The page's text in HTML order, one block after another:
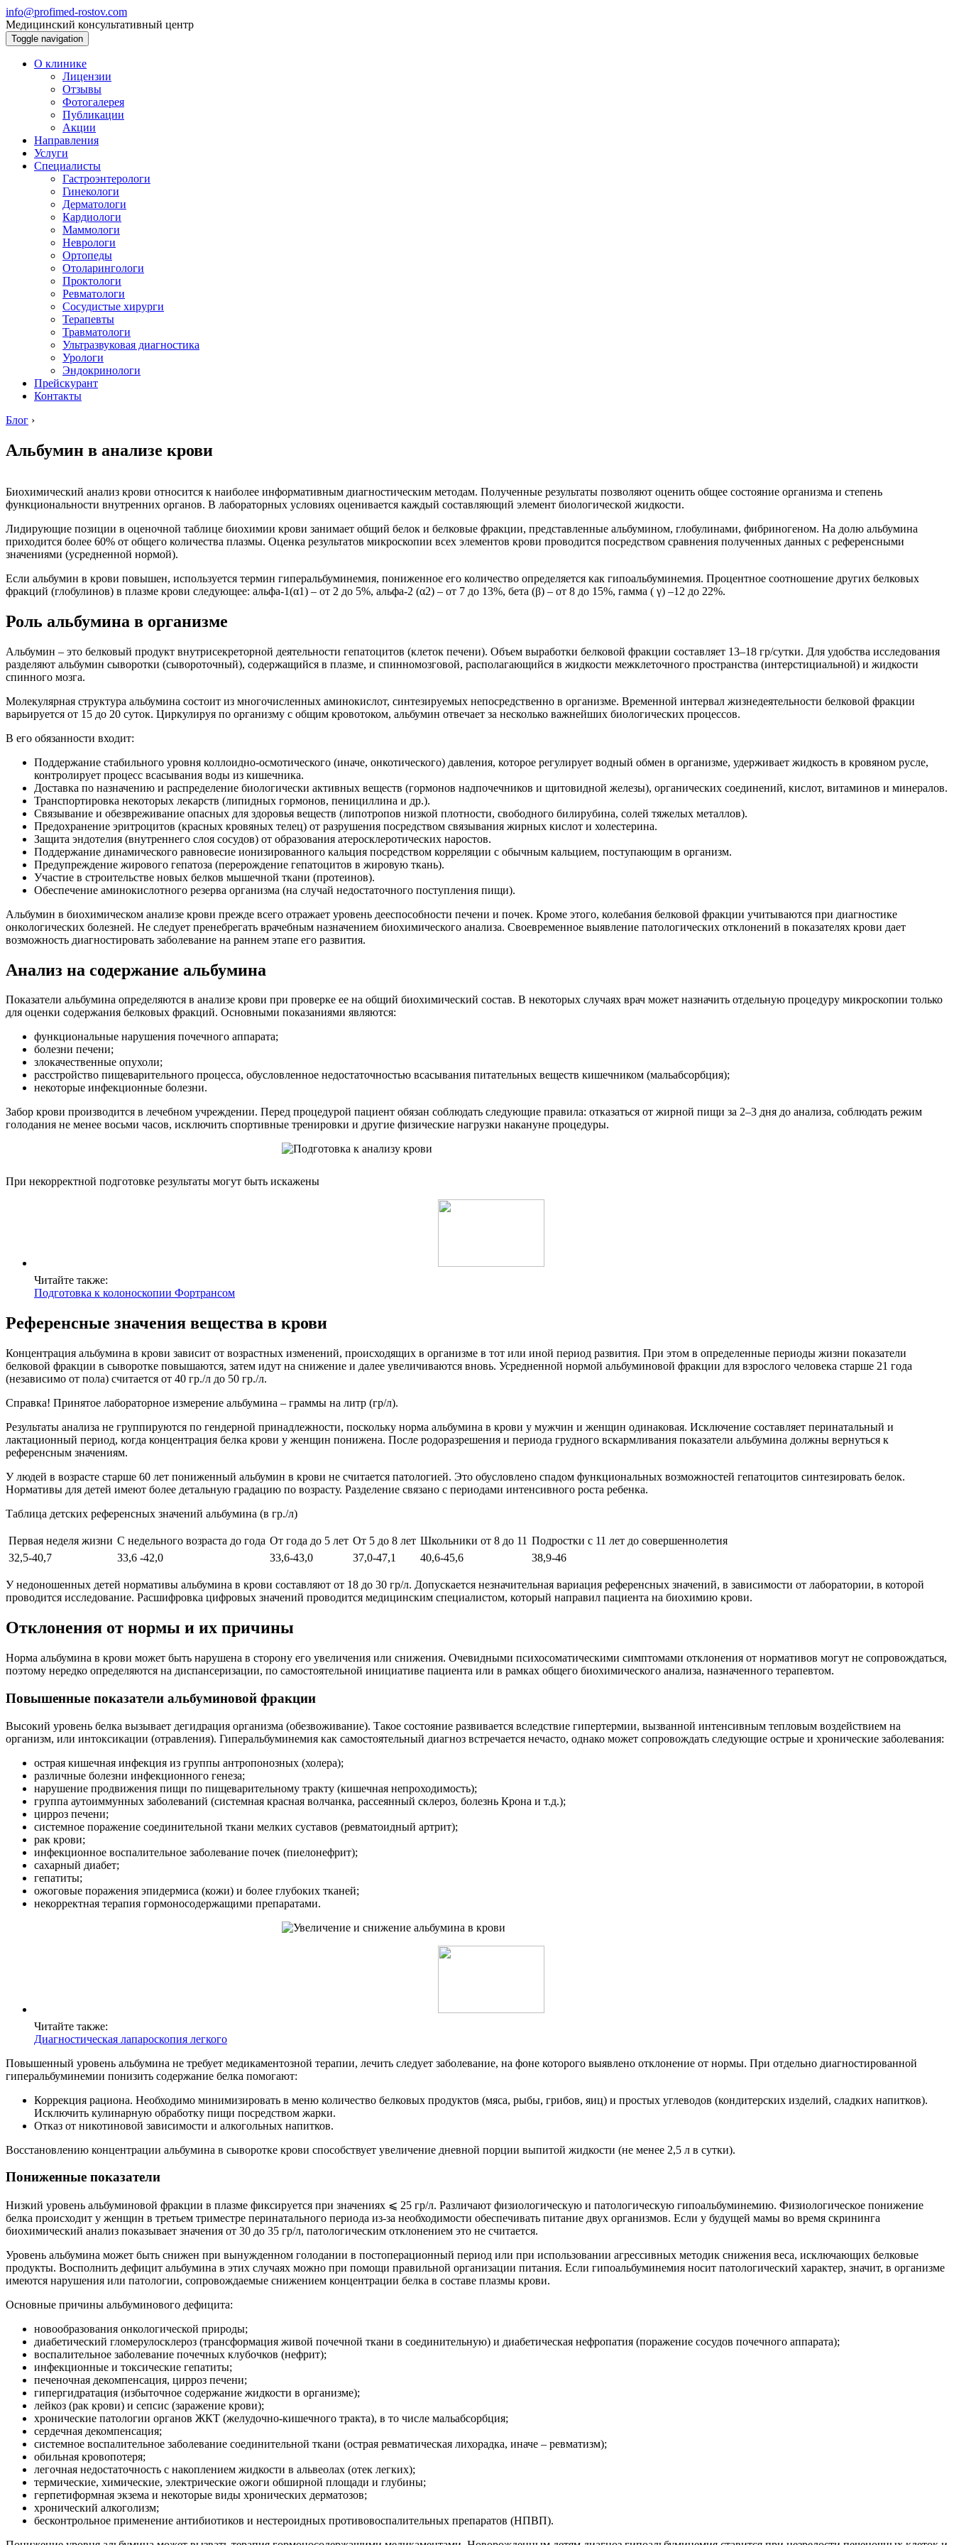
info@profimed-rostov.com
Медицинский консультативный центр
Toggle navigation
О клинике
Лицензии
Отзывы
Фотогалерея
Публикации
Акции
Направления
Услуги
Специалисты
Гастроэнтерологи
Гинекологи
Дерматологи
Кардиологи
Маммологи
Неврологи
Ортопеды
Отоларингологи
Проктологи
Ревматологи
Сосудистые хирурги
Терапевты
Травматологи
Ультразвуковая диагностика
Урологи
Эндокринологи
Прейскурант
Контакты
Блог ›
Альбумин в анализе крови
Биохимический анализ крови относится к наиболее информативным диагностическим методам. Полученные результаты позволяют оценить общее состояние организма и степень
функциональности внутренних органов. В лабораторных условиях оценивается каждый составляющий элемент биологической жидкости.
Лидирующие позиции в оценочной таблице биохимии крови занимает общий белок и белковые фракции, представленные альбумином, глобулинами, фибриногеном. На долю альбумина
приходится более 60% от общего количества плазмы. Оценка результатов микроскопии всех элементов крови проводится посредством сравнения полученных данных с референсными
значениями (усредненной нормой).
Если альбумин в крови повышен, используется термин гиперальбуминемия, пониженное его количество определяется как гипоальбуминемия. Процентное соотношение других белковых
фракций (глобулинов) в плазме крови следующее: альфа-1(α1) – от 2 до 5%, альфа-2 (α2) – от 7 до 13%, бета (β) – от 8 до 15%, гамма ( γ) –12 до 22%.
Роль альбумина в организме
Альбумин – это белковый продукт внутрисекреторной деятельности гепатоцитов (клеток печени). Объем выработки белковой фракции составляет 13–18 гр/сутки. Для удобства исследования
разделяют альбумин сыворотки (сывороточный), содержащийся в плазме, и спинномозговой, располагающийся в жидкости межклеточного пространства (интерстициальной) и жидкости
спинного мозга.
Молекулярная структура альбумина состоит из многочисленных аминокислот, синтезируемых непосредственно в организме. Временной интервал жизнедеятельности белковой фракции
варьируется от 15 до 20 суток. Циркулируя по организму с общим кровотоком, альбумин отвечает за несколько важнейших биологических процессов.
В его обязанности входит:
Поддержание стабильного уровня коллоидно-осмотического (иначе, онкотического) давления, которое регулирует водный обмен в организме, удерживает жидкость в кровяном русле,
контролирует процесс всасывания воды из кишечника.
Доставка по назначению и распределение биологически активных веществ (гормонов надпочечников и щитовидной железы), органических соединений, кислот, витаминов и минералов.
Транспортировка некоторых лекарств (липидных гормонов, пенициллина и др.).
Связывание и обезвреживание опасных для здоровья веществ (липотропов низкой плотности, свободного билирубина, солей тяжелых металлов).
Предохранение эритроцитов (красных кровяных телец) от разрушения посредством связывания жирных кислот и холестерина.
Защита эндотелия (внутреннего слоя сосудов) от образования атеросклеротических наростов.
Поддержание динамического равновесие ионизированного кальция посредством корреляции с обычным кальцием, поступающим в организм.
Предупреждение жирового гепатоза (перерождение гепатоцитов в жировую ткань).
Участие в строительстве новых белков мышечной ткани (протеинов).
Обеспечение аминокислотного резерва организма (на случай недостаточного поступления пищи).
Альбумин в биохимическом анализе крови прежде всего отражает уровень дееспособности печени и почек. Кроме этого, колебания белковой фракции учитываются при диагностике
онкологических болезней. Не следует пренебрегать врачебным назначением биохимического анализа. Своевременное выявление патологических отклонений в показателях крови дает
возможность диагностировать заболевание на раннем этапе его развития.
Анализ на содержание альбумина
Показатели альбумина определяются в анализе крови при проверке ее на общий биохимический состав. В некоторых случаях врач может назначить отдельную процедуру микроскопии только
для оценки содержания белковых фракций. Основными показаниями являются:
функциональные нарушения почечного аппарата;
болезни печени;
злокачественные опухоли;
расстройство пищеварительного процесса, обусловленное недостаточностью всасывания питательных веществ кишечником (мальабсорбция);
некоторые инфекционные болезни.
Забор крови производится в лечебном учреждении. Перед процедурой пациент обязан соблюдать следующие правила: отказаться от жирной пищи за 2–3 дня до анализа, соблюдать режим
голодания не менее восьми часов, исключить спортивные тренировки и другие физические нагрузки накануне процедуры.
При некорректной подготовке результаты могут быть искажены
Читайте также:
Подготовка к колоноскопии Фортрансом
Референсные значения вещества в крови
Концентрация альбумина в крови зависит от возрастных изменений, происходящих в организме в тот или иной период развития. При этом в определенные периоды жизни показатели
белковой фракции в сыворотке повышаются, затем идут на снижение и далее увеличиваются вновь. Усредненной нормой альбуминовой фракции для взрослого человека старше 21 года
(независимо от пола) считается от 40 гр./л до 50 гр./л.
Справка! Принятое лабораторное измерение альбумина – граммы на литр (гр/л).
Результаты анализа не группируются по гендерной принадлежности, поскольку норма альбумина в крови у мужчин и женщин одинаковая. Исключение составляет перинатальный и
лактационный период, когда концентрация белка крови у женщин понижена. После родоразрешения и периода грудного вскармливания показатели альбумина должны вернуться к
референсным значениям.
У людей в возрасте старше 60 лет пониженный альбумин в крови не считается патологией. Это обусловлено спадом функциональных возможностей гепатоцитов синтезировать белок.
Нормативы для детей имеют более детальную градацию по возрасту. Разделение связано с периодами интенсивного роста ребенка.
Таблица детских референсных значений альбумина (в гр./л)
Первая неделя жизни С недельного возраста до года От года до 5 лет От 5 до 8 лет Школьники от 8 до 11 Подростки с 11 лет до совершеннолетия
32,5-40,7
33,6 -42,0 33,6-43,0 37,0-47,1 40,6-45,6 38,9-46
У недоношенных детей нормативы альбумина в крови составляют от 18 до 30 гр/л. Допускается незначительная вариация референсных значений, в зависимости от лаборатории, в которой
проводится исследование. Расшифровка цифровых значений проводится медицинским специалистом, который направил пациента на биохимию крови.
Отклонения от нормы и их причины
Норма альбумина в крови может быть нарушена в сторону его увеличения или снижения. Очевидными психосоматическими симптомами отклонения от нормативов могут не сопровождаться,
поэтому нередко определяются на диспансеризации, по самостоятельной инициативе пациента или в рамках общего биохимического анализа, назначенного терапевтом.
Повышенные показатели альбуминовой фракции
Высокий уровень белка вызывает дегидрация организма (обезвоживание). Такое состояние развивается вследствие гипертермии, вызванной интенсивным тепловым воздействием на
организм, или интоксикации (отравления). Гиперальбуминемия как самостоятельный диагноз встречается нечасто, однако может сопровождать следующие острые и хронические заболевания:
острая кишечная инфекция из группы антропонозных (холера);
различные болезни инфекционного генеза;
нарушение продвижения пищи по пищеварительному тракту (кишечная непроходимость);
группа аутоиммунных заболеваний (системная красная волчанка, рассеянный склероз, болезнь Крона и т.д.);
цирроз печени;
системное поражение соединительной ткани мелких суставов (ревматоидный артрит);
рак крови;
инфекционное воспалительное заболевание почек (пиелонефрит);
сахарный диабет;
гепатиты;
ожоговые поражения эпидермиса (кожи) и более глубоких тканей;
некорректная терапия гормоносодержащими препаратами.
Читайте также:
Диагностическая лапароскопия легкого
Повышенный уровень альбумина не требует медикаментозной терапии, лечить следует заболевание, на фоне которого выявлено отклонение от нормы. При отдельно диагностированной
гиперальбуминемии понизить содержание белка помогают:
Коррекция рациона. Необходимо минимизировать в меню количество белковых продуктов (мяса, рыбы, грибов, яиц) и простых углеводов (кондитерских изделий, сладких напитков).
Исключить кулинарную обработку пищи посредством жарки.
Отказ от никотиновой зависимости и алкогольных напитков.
Восстановлению концентрации альбумина в сыворотке крови способствует увеличение дневной порции выпитой жидкости (не менее 2,5 л в сутки).
Пониженные показатели
Низкий уровень альбуминовой фракции в плазме фиксируется при значениях ⩽ 25 гр/л. Различают физиологическую и патологическую гипоальбуминемию. Физиологическое понижение
белка происходит у женщин в третьем триместре перинатального периода из-за необходимости обеспечивать питание двух организмов. Если у будущей мамы во время скрининга
биохимический анализ показывает значения от 30 до 35 гр/л, патологическим отклонением это не считается.
Уровень альбумина может быть снижен при вынужденном голодании в постоперационный период или при использовании агрессивных методик снижения веса, исключающих белковые
продукты. Восполнить дефицит альбумина в этих случаях можно при помощи правильной организации питания. Если гипоальбуминемия носит патологический характер, значит, в организме
имеются нарушения или патологии, сопровождаемые снижением концентрации белка в составе плазмы крови.
Основные причины альбуминового дефицита:
новообразования онкологической природы;
диабетический гломерулосклероз (трансформация живой почечной ткани в соединительную) и диабетическая нефропатия (поражение сосудов почечного аппарата);
воспалительное заболевание почечных клубочков (нефрит);
инфекционные и токсические гепатиты;
печеночная декомпенсация, цирроз печени;
гипергидратация (избыточное содержание жидкости в организме);
лейкоз (рак крови) и сепсис (заражение крови);
хронические патологии органов ЖКТ (желудочно-кишечного тракта), в то числе мальабсорбция;
сердечная декомпенсация;
системное воспалительное заболевание соединительной ткани (острая ревматическая лихорадка, иначе – ревматизм);
обильная кровопотеря;
легочная недостаточность с накоплением жидкости в альвеолах (отек легких);
термические, химические, электрические ожоги обширной площади и глубины;
герпетиформная экзема и некоторые виды хронических дерматозов;
хронический алкоголизм;
бесконтрольное применение антибиотиков и нестероидных противовоспалительных препаратов (НПВП).